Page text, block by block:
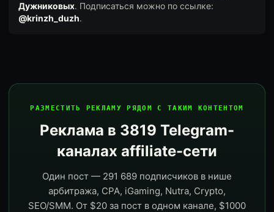
Дужниковых. Подписаться можно по ссылке:
@krinzh_duzh.
РАЗМЕСТИТЬ РЕКЛАМУ РЯДОМ С ТАКИМ КОНТЕНТОМ
Реклама в 3819 Telegram-
каналах affiliate-сети
Один пост — 291 689 подписчиков в нише
арбитража, CPA, iGaming, Nutra, Crypto,
SEO/SMM. От $20 за пост в одном канале, $1000